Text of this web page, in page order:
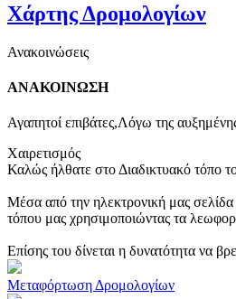
Χάρτης Δρομολογίων
Ανακοινώσεις
ΑΝΑΚΟΙΝΩΣΗ
Αγαπητοί επιβάτες,Λόγω της
Χαιρετισμός
Καλώς ήλθατε στο Διαδικτυακό
Μέσα από την ηλεκτρονική μας
τόπου μας χρησιμοποιώντας τα
Επίσης του δίνεται η δυνατότητα να
Μεταφόρτωση Δρομολογίων